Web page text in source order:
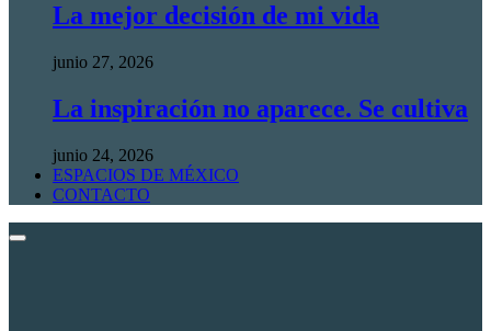
La mejor decisión de mi vida
junio 27, 2026
La inspiración no aparece. Se cultiva
junio 24, 2026
ESPACIOS DE MÉXICO
CONTACTO